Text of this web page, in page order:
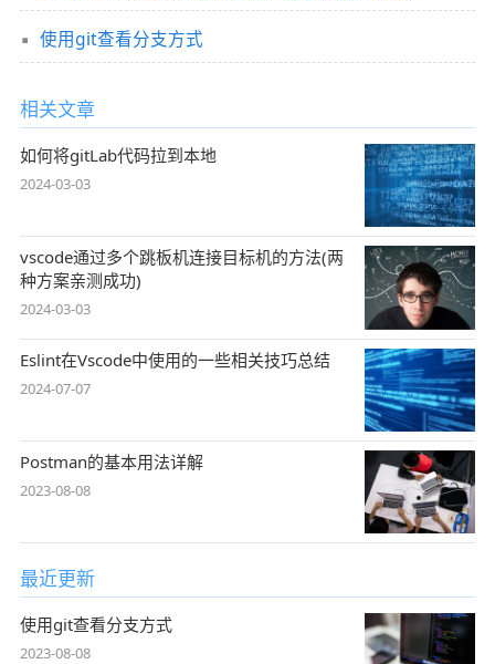
使用git查看分支方式
相关文章
如何将gitLab代码拉到本地
2024-03-03
vscode通过多个跳板机连接目标机的方法(两
种方案亲测成功)
2024-03-03
Eslint在Vscode中使用的一些相关技巧总结
2024-07-07
Postman的基本用法详解
2023-08-08
最近更新
使用git查看分支方式
2023-08-08